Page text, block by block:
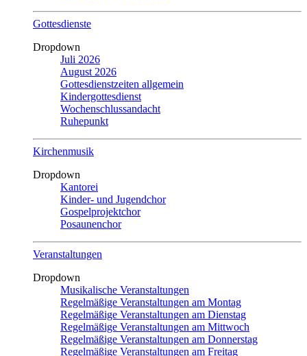
Gottesdienste
Dropdown
Juli 2026
August 2026
Gottesdienstzeiten allgemein
Kindergottesdienst
Wochenschlussandacht
Ruhepunkt
Kirchenmusik
Dropdown
Kantorei
Kinder- und Jugendchor
Gospelprojektchor
Posaunenchor
Veranstaltungen
Dropdown
Musikalische Veranstaltungen
Regelmäßige Veranstaltungen am Montag
Regelmäßige Veranstaltungen am Dienstag
Regelmäßige Veranstaltungen am Mittwoch
Regelmäßige Veranstaltungen am Donnerstag
Regelmäßige Veranstaltungen am Freitag